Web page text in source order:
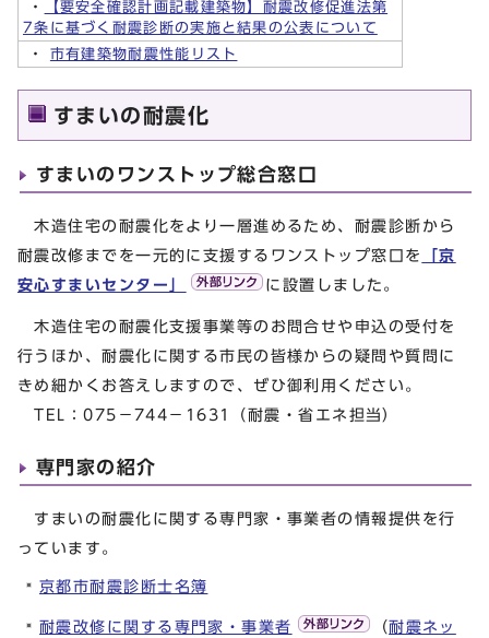
・
【要安全確認計画記載建築物】耐震改修促進法第
7条に基づく耐震診断の実施と結果の公表について
・ 市有建築物耐震性能リスト
すまいの耐震化
すまいのワンストップ総合窓口
木造住宅の耐震化をより一層進めるため、耐震診断から
耐震改修までを一元的に支援するワンストップ窓口を
「京
安心すまいセンター」
に設置しました。
木造住宅の耐震化支援事業等のお問合せや申込の受付を
行うほか、耐震化に関する市民の皆様からの疑問や質問に
きめ細かくお答えしますので、ぜひ御利用ください。
TEL：075－744－1631（耐震・省エネ担当）
専門家の紹介
すまいの耐震化に関する専門家・事業者の情報提供を行
っています。
京都市耐震診断士名簿
耐震改修に関する専門家・事業者 （耐震ネッ